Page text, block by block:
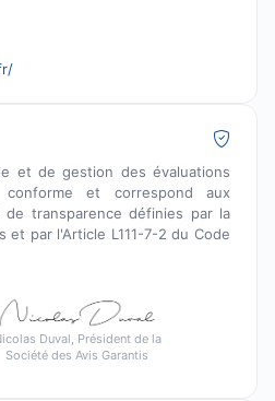
et de gestion des évaluations
et correspond aux
transparence définies par la
et par l'Article L111-7-2 du Code
Duval, Président de la
Société des Avis Garantis